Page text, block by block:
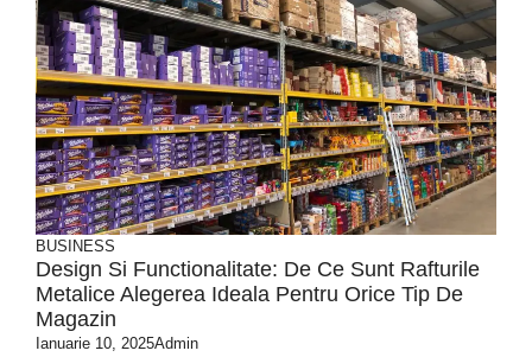
BUSINESS
Design Si Functionalitate: De Ce Sunt Rafturile
Metalice Alegerea Ideala Pentru Orice Tip De
Magazin
Ianuarie 10, 2025Admin